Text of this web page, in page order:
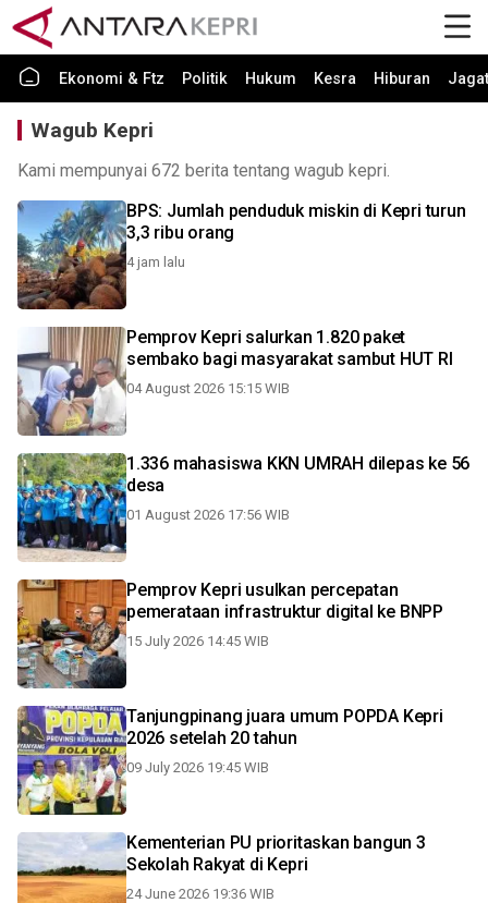
Ekonomi & Ftz Politik Hukum Kesra Hiburan Jagat
Wagub Kepri
Kami mempunyai 672 berita tentang wagub kepri.
BPS: Jumlah penduduk miskin di Kepri turun
3,3 ribu orang
4 jam lalu
Pemprov Kepri salurkan 1.820 paket
sembako bagi masyarakat sambut HUT RI
04 August 2026 15:15 WIB
1.336 mahasiswa KKN UMRAH dilepas ke 56
desa
01 August 2026 17:56 WIB
Pemprov Kepri usulkan percepatan
pemerataan infrastruktur digital ke BNPP
15 July 2026 14:45 WIB
Tanjungpinang juara umum POPDA Kepri
2026 setelah 20 tahun
09 July 2026 19:45 WIB
Kementerian PU prioritaskan bangun 3
Sekolah Rakyat di Kepri
24 June 2026 19:36 WIB